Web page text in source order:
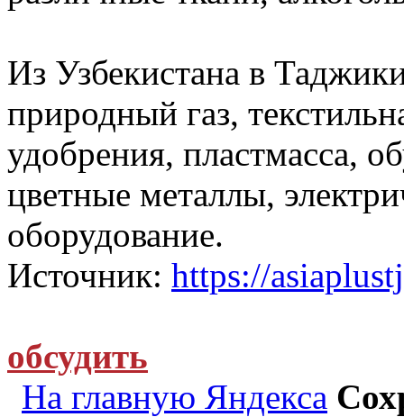
Из Узбекистана в
природный газ,
удобрения, пластмасса,
цветные металлы,
оборудование.
Источник: https://
обсудить
На главную Яндекса